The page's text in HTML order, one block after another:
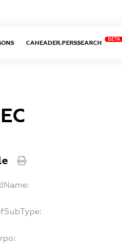
CAHEADER.PERSSEARCH
BETA